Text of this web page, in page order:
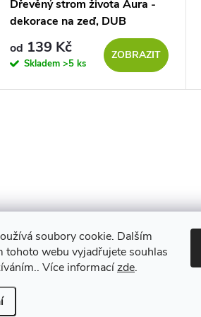
soubory cookie. Dalším
tohoto webu vyjadřujete souhlas
Více informacízde.
Dřevěný strom života Aura -
dekorace na zeď, DUB
SONOMA
od 139 Kč
Skladem >5 ks
ZOBRAZIT
nastavení cookies